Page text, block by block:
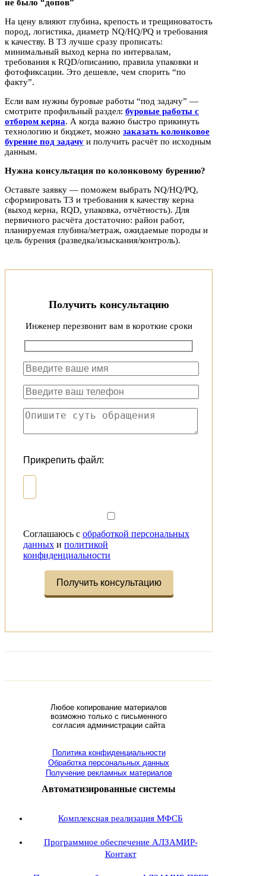
не было “допов”
На цену влияют глубина, крепость и трещиноватость
пород, логистика, диаметр NQ/HQ/PQ и требования
к качеству. В ТЗ лучше сразу прописать:
минимальный выход керна по интервалам,
требования к RQD/описанию, правила упаковки и
фотофиксации. Это дешевле, чем спорить “по
факту”.
Если вам нужны буровые работы “под задачу” —
смотрите профильный раздел: буровые работы с
отбором керна. А когда важно быстро прикинуть
технологию и бюджет, можно заказать колонковое
бурение под задачу и получить расчёт по исходным
данным.
Нужна консультация по колонковому бурению?
Оставьте заявку — поможем выбрать NQ/HQ/PQ,
сформировать ТЗ и требования к качеству керна
(выход керна, RQD, упаковка, отчётность). Для
первичного расчёта достаточно: район работ,
планируемая глубина/метраж, ожидаемые породы и
цель бурения (разведка/изыскания/контроль).
Получить консультацию
Инженер перезвонит вам в короткие сроки
Прикрепить файл:
Соглашаюсь с обработкой персональных
данных и политикой
конфиденциальности
Любое копирование материалов
возможно только с письменного
согласия администрации сайта
Политика конфиденциальности
Обработка персональных данных
Получение рекламных материалов
Автоматизированные системы
Комплексная реализация МФСБ
Программное обеспечение АЛЗАМИР-
Контакт